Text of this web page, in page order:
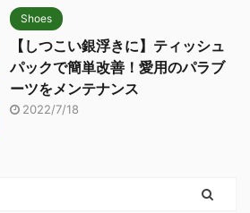
Shoes
【しつこい銀浮きに】ティッシュ
パックで簡単改善！愛用のパラブ
ーツをメンテナンス
2022/7/18